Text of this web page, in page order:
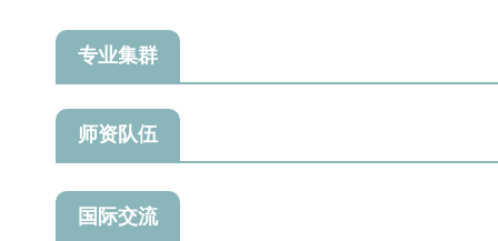
专业集群
师资队伍
国际交流